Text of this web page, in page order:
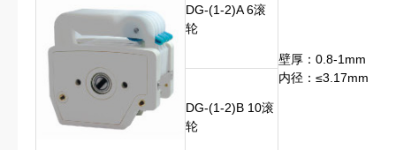
DG-(1-2)A 6滚
轮
壁厚：0.8-1mm
内径：≤3.17mm
DG-(1-2)B 10滚
轮